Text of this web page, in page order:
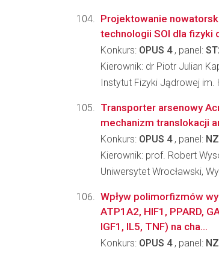
Projektowanie
technologii SOI dla fizyki
Konkurs: OPUS 4, panel:
Kierownik: dr Piotr Julian
Instytut Fizyki Jądrowej im.
Transporter arsenowy
mechanizm translokacji
Konkurs: OPUS 4, panel:
Kierownik: prof. Robert
Uniwersytet Wrocławski,
Wpływ polimorfizmów
ATP1A2, HIF1, PPARD,
IGF1, IL5, TNF) na cha...
Konkurs: OPUS 4, panel: